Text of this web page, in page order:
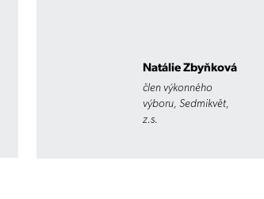
Natálie Zbyňková
člen výkonného
výboru, Sedmikvět,
z.s.